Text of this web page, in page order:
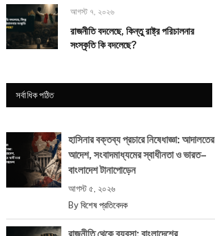
আগস্ট ৭, ২০২৬
রাজনীতি বদলেছে, কিন্তু রাষ্ট্র পরিচালনার
সংস্কৃতি কি বদলেছে?
সর্বাধিক পঠিত
হাসিনার বক্তব্য প্রচারে নিষেধাজ্ঞা: আদালতের
আদেশ, সংবাদমাধ্যমের স্বাধীনতা ও ভারত–
বাংলাদেশ টানাপোড়েন
আগস্ট ৫, ২০২৬
By বিশেষ প্রতিবেদক
রাজনীতি থেকে ব্যবসা: বাংলাদেশের